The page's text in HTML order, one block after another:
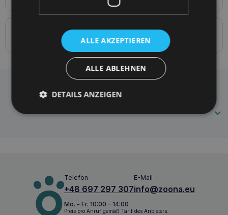
Details zur Konformität des Produkts mit den
Vorschriften: Produktverantwortung
Amiplay Verstellbarer Gurt Samba L Grau
5907563302525
Telefon
+48 697 297 307
E-Mail
info@zoona.eu
Mo. - Fr. 10:00 - 14:00
Preis pro Anruf gemäß Tarif des Anbieters.
ALLE AKZEPTIEREN
ALLE ABLEHNEN
DETAILS ANZEIGEN